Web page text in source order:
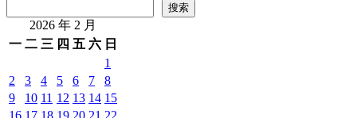
搜索
2026 年 2 月
一 二 三 四 五 六 日
1
2
3 4 5 6 7
8
9
10 11 12 13 14 15
16 17 18 19 20 21 22